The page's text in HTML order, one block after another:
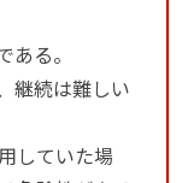
る。
継続は難しい
していた場